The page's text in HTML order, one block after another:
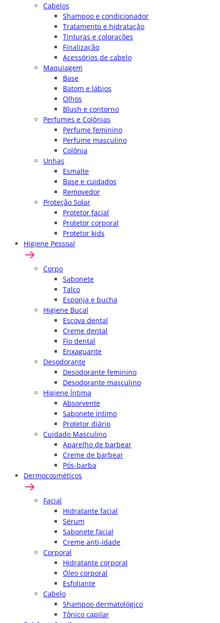
Cabelos
Shampoo e condicionador
Tratamento e hidratação
Tinturas e colorações
Finalização
Acessórios de cabelo
Maquiagem
Base
Batom e lábios
Olhos
Blush e contorno
Perfumes e Colônias
Perfume feminino
Perfume masculino
Colônia
Unhas
Esmalte
Base e cuidados
Removedor
Proteção Solar
Protetor facial
Protetor corporal
Protetor kids
Higiene Pessoal
Corpo
Sabonete
Talco
Esponja e bucha
Higiene Bucal
Escova dental
Creme dental
Fio dental
Enxaguante
Desodorante
Desodorante feminino
Desodorante masculino
Higiene Íntima
Absorvente
Sabonete íntimo
Protetor diário
Cuidado Masculino
Aparelho de barbear
Creme de barbear
Pós-barba
Dermocosméticos
Facial
Hidratante facial
Sérum
Sabonete facial
Creme anti-idade
Corporal
Hidratante corporal
Óleo corporal
Esfoliante
Cabelo
Shampoo dermatológico
Tônico capilar